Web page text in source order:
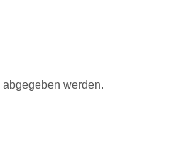
werden.